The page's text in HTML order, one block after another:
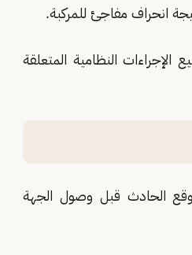
انحراف مفاجئ للمركبة.
النظامية المتعلقة
الحادث قبل وصول الجهة